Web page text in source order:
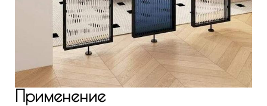
Применение